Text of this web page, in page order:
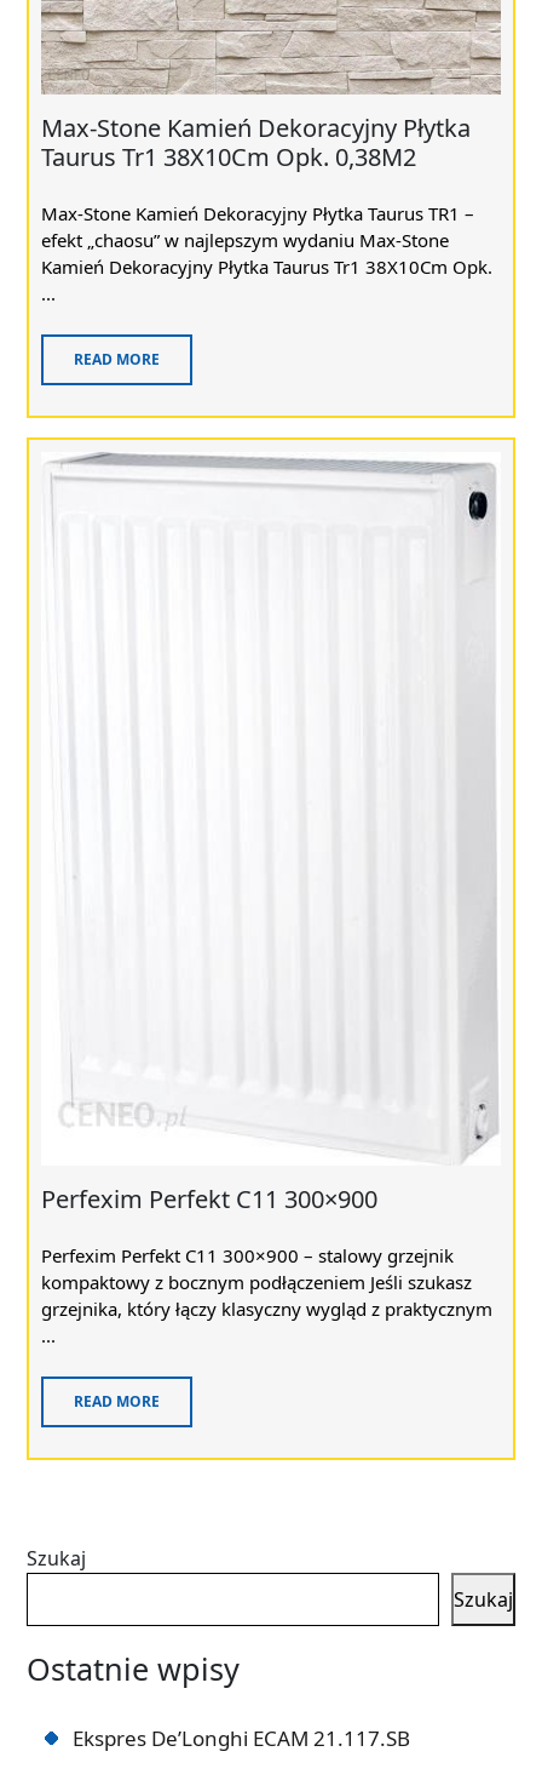
Max-Stone Kamień Dekoracyjny Płytka
Taurus Tr1 38X10Cm Opk. 0,38M2
Max-Stone Kamień Dekoracyjny Płytka Taurus TR1 –
efekt „chaosu” w najlepszym wydaniu Max-Stone
Kamień Dekoracyjny Płytka Taurus Tr1 38X10Cm Opk.
...
READ MORE
Perfexim Perfekt C11 300×900
Perfexim Perfekt C11 300×900 – stalowy grzejnik
kompaktowy z bocznym podłączeniem Jeśli szukasz
grzejnika, który łączy klasyczny wygląd z praktycznym
...
READ MORE
Szukaj
Szukaj
Ostatnie wpisy
Ekspres De’Longhi ECAM 21.117.SB